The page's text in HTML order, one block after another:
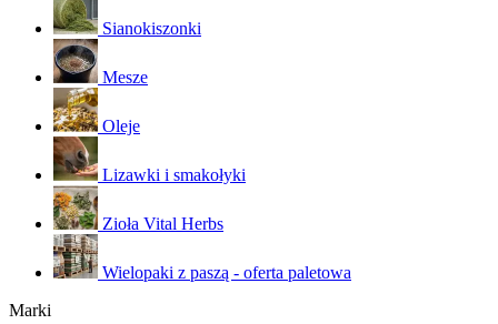
Sianokiszonki
Mesze
Oleje
Lizawki i smakołyki
Zioła Vital Herbs
Wielopaki z paszą - oferta paletowa
Marki